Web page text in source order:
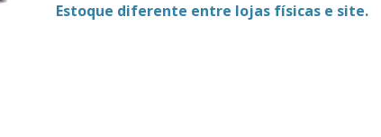
Estoque diferente entre lojas físicas e site.